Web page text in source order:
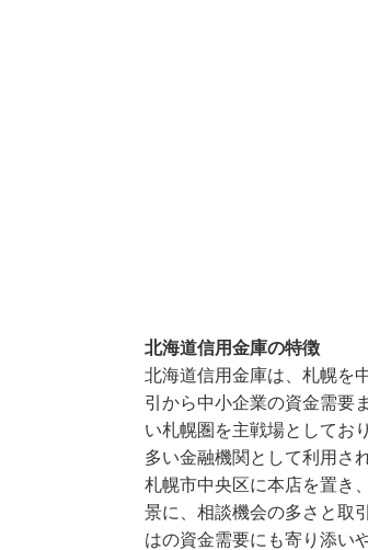
北海道信用金庫の特徴
北海道信用金庫は、札幌を
引から中小企業の資金需要
い札幌圏を主戦場としてお
多い金融機関として利用さ
札幌市中央区に本店を置き
景に、相談機会の多さと取
はの資金需要にも寄り添い